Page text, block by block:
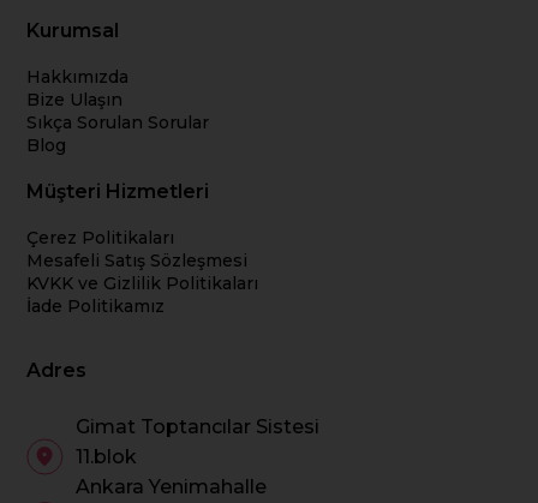
Kurumsal
Hakkımızda
Bize Ulaşın
Sıkça Sorulan Sorular
Blog
Müşteri Hizmetleri
Çerez Politikaları
Mesafeli Satış Sözleşmesi
KVKK ve Gizlilik Politikaları
İade Politikamız
Adres
Gimat Toptancılar Sistesi
11.blok
Ankara Yenimahalle